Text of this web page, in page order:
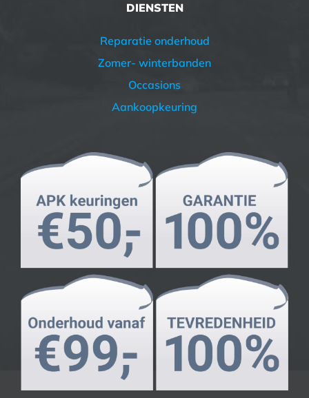
DIENSTEN
Reparatie onderhoud
Zomer- winterbanden
Occasions
Aankoopkeuring